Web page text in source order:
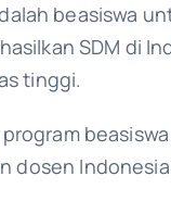
beasiswa
SDM di
tinggi.
dosen